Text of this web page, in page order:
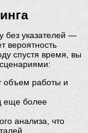
без указателей —
вероятность
спустя время, вы
объем работы и
еще более
анализа, что